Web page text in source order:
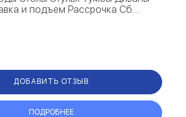
и подъем Рассрочка Сб...
ДОБАВИТЬ ОТЗЫВ
ПОДРОБНЕЕ